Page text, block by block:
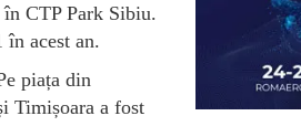
CTP Park Sibiu.
acest an.
piața din
Timișoara a fost